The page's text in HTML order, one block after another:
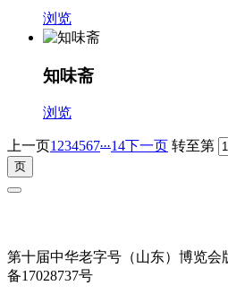
浏览
知味斋
浏览
上一页1 234567...14下一页 转至第
第十届中华老字号（山东）博览会
备17028737号